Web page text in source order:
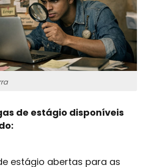
de estágio disponíveis
estágio abertas para as